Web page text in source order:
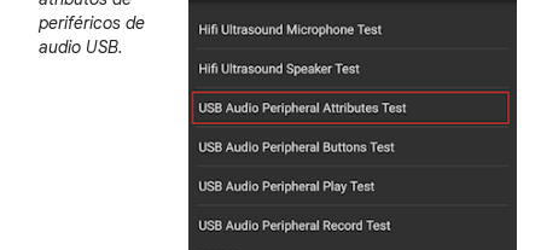
periféricos de
audio USB.